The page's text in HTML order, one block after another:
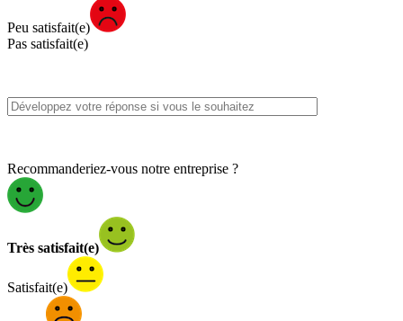
Peu satisfait(e)
Pas satisfait(e)
Recommanderiez-vous notre entreprise ?
Très satisfait(e)
Satisfait(e)